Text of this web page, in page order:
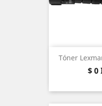
Tóner
$ 0